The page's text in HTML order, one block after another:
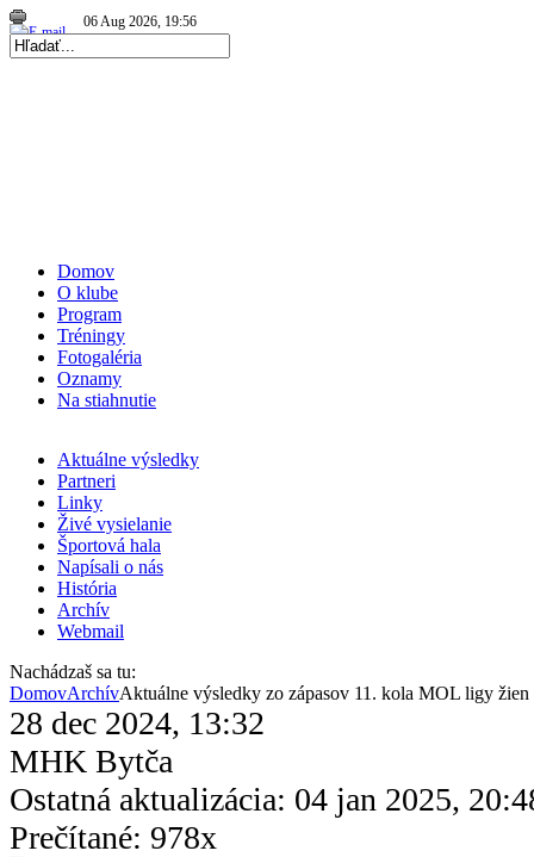
06 Aug 2026, 19:56
Domov
O klube
Program
Tréningy
Fotogaléria
Oznamy
Na stiahnutie
Aktuálne výsledky
Partneri
Linky
Živé vysielanie
Športová hala
Napísali o nás
História
Archív
Webmail
Nachádzaš sa tu:
DomovArchívAktuálne výsledky zo zápasov 11. kola MOL ligy žien
28 dec 2024, 13:32
MHK Bytča
Ostatná aktualizácia: 04 jan 2025,
Prečítané: 978x